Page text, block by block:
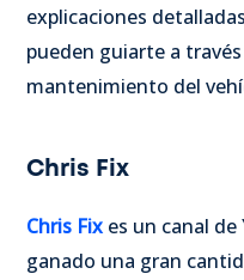
explicaciones
pueden guiarte a
mantenimiento del
Chris Fix
Chris Fix es un canal
ganado una gran